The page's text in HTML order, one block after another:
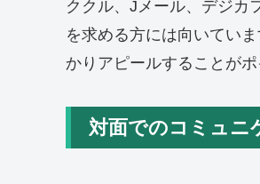
ククル、Jメール、デジカ
を求める方には向いてい
かりアピールすることがポ
対面でのコミュニ